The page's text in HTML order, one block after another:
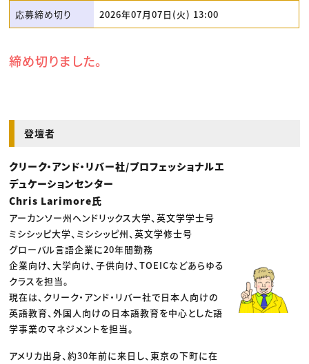
応募締め切り 2026年07月07日(火) 13:00
締め切りました。
登壇者
クリーク・アンド・リバー社/プロフェッショナルエ
デュケーションセンター
Chris Larimore氏
アーカンソー州ヘンドリックス大学、英文学学士号
ミシシッピ大学、ミシシッピ州、英文学修士号
グローバル言語企業に20年間勤務
企業向け、大学向け、子供向け、TOEICなどあらゆる
クラスを担当。
現在は、クリーク・アンド・リバー社で日本人向けの
英語教育、外国人向けの日本語教育を中心とした語
学事業のマネジメントを担当。
アメリカ出身、約30年前に来日し、東京の下町に在